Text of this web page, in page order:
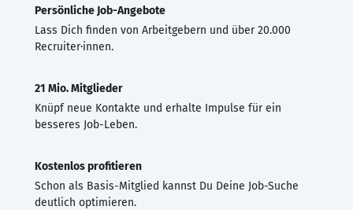
Persönliche Job-Angebote
Lass Dich finden von Arbeitgebern und über 20.000
Recruiter·innen.
21 Mio. Mitglieder
Knüpf neue Kontakte und erhalte Impulse für ein
besseres Job-Leben.
Kostenlos profitieren
Schon als Basis-Mitglied kannst Du Deine Job-Suche
deutlich optimieren.